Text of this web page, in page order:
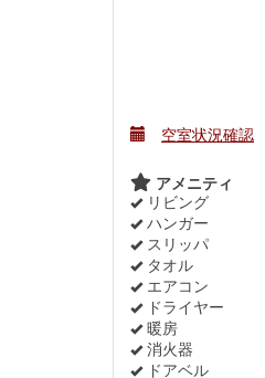
空室状況確認
アメニティ
リビング
ハンガー
スリッパ
タオル
エアコン
ドライヤー
暖房
消火器
ドアベル